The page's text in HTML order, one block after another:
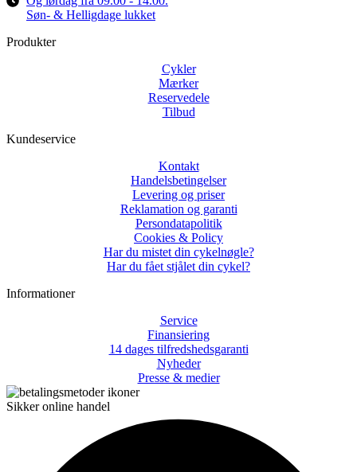
Søn- & Helligdage lukket
Produkter
Cykler
Mærker
Reservedele
Tilbud
Kundeservice
Kontakt
Handelsbetingelser
Levering og priser
Reklamation og garanti
Persondatapolitik
Cookies & Policy
Har du mistet din cykelnøgle?
Har du fået stjålet din cykel?
Informationer
Service
Finansiering
14 dages tilfredshedsgaranti
Nyheder
Presse & medier
Sikker online handel